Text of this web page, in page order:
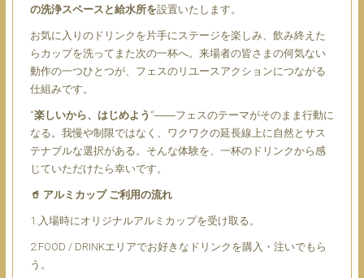
の洗浄スペースと給水所を設置いたします。
お気に入りのドリンクを片手にステージを楽しみ、飲み終えた
らカップを洗ってまた次の一杯へ。来場者の皆さまの何気ない
動作の一つひとつが、フェスのリユースアクションにつながる
仕組みです。
“楽しいから、はじめよう “――フェスのテーマがそのまま行動に
なる。我慢や制限ではなく、ワクワクの延長線上に自然とサス
テナブルな選択がある。そんな体験を、一杯のドリンクから感
じていただけたら幸いです。
🥤 アルミカップ ご利用の流れ
1.入場時にオリジナルアルミカップを受け取る。
2.FOOD / DRINKエリアでお好きなドリンクを購入・注いでもら
う。